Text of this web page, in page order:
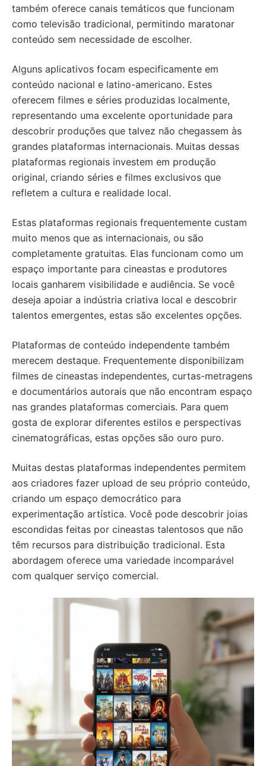
também oferece canais temáticos que funcionam
como televisão tradicional, permitindo maratonar
conteúdo sem necessidade de escolher.
Alguns aplicativos focam especificamente em
conteúdo nacional e latino-americano. Estes
oferecem filmes e séries produzidas localmente,
representando uma excelente oportunidade para
descobrir produções que talvez não chegassem às
grandes plataformas internacionais. Muitas dessas
plataformas regionais investem em produção
original, criando séries e filmes exclusivos que
refletem a cultura e realidade local.
Estas plataformas regionais frequentemente custam
muito menos que as internacionais, ou são
completamente gratuitas. Elas funcionam como um
espaço importante para cineastas e produtores
locais ganharem visibilidade e audiência. Se você
deseja apoiar a indústria criativa local e descobrir
talentos emergentes, estas são excelentes opções.
Plataformas de conteúdo independente também
merecem destaque. Frequentemente disponibilizam
filmes de cineastas independentes, curtas-metragens
e documentários autorais que não encontram espaço
nas grandes plataformas comerciais. Para quem
gosta de explorar diferentes estilos e perspectivas
cinematográficas, estas opções são ouro puro.
Muitas destas plataformas independentes permitem
aos criadores fazer upload de seu próprio conteúdo,
criando um espaço democrático para
experimentação artística. Você pode descobrir joias
escondidas feitas por cineastas talentosos que não
têm recursos para distribuição tradicional. Esta
abordagem oferece uma variedade incomparável
com qualquer serviço comercial.